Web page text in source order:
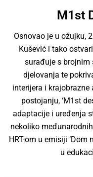
M1st
Osnovao je u ožujku,
Kušević i tako
surađuje s
djelovanja te
interijera i
postojanju, ‘M1st
adaptacije i uređenja
nekoliko
HRT-om u emisiji ‘Dom
u